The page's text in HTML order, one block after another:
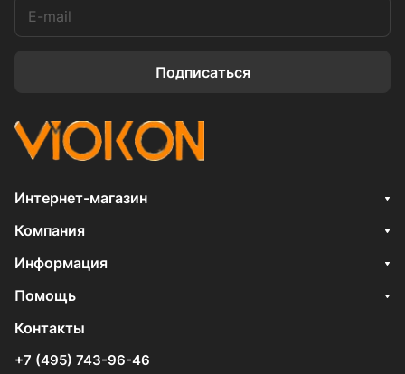
Подписаться
Интернет-магазин
Компания
Информация
Помощь
Контакты
+7 (495) 743-96-46